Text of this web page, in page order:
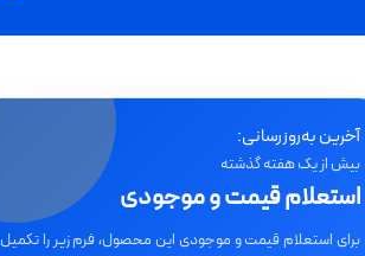
آخرین به‌روزرسانی:
بیش از یک هفته گذشته
استعلام قیمت و موجودی
برای استعلام قیمت و موجودی این محصول، فرم زیر را تکمیل